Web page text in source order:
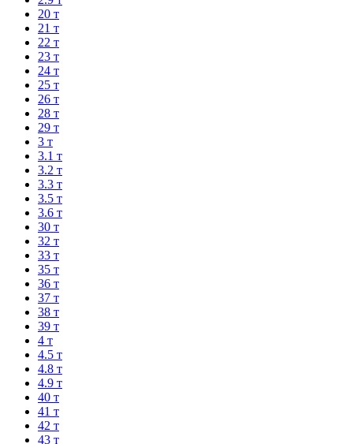
20 т
21 т
22 т
23 т
24 т
25 т
26 т
28 т
29 т
3 т
3.1 т
3.2 т
3.3 т
3.5 т
3.6 т
30 т
32 т
33 т
35 т
36 т
37 т
38 т
39 т
4 т
4.5 т
4.8 т
4.9 т
40 т
41 т
42 т
43 т